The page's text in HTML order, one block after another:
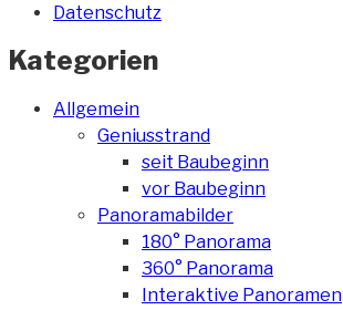
Datenschutz
Kategorien
Allgemein
Geniusstrand
seit Baubeginn
vor Baubeginn
Panoramabilder
180° Panorama
360° Panorama
Interaktive Panoramen